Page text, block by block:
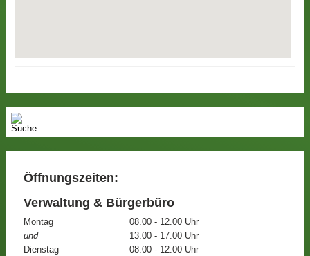
Öffnungszeiten:
Verwaltung & Bürgerbüro
Montag
08.00 - 12.00 Uhr
und
13.00 - 17.00 Uhr
Dienstag
08.00 - 12.00 Uhr